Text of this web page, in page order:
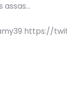
assas…
https://